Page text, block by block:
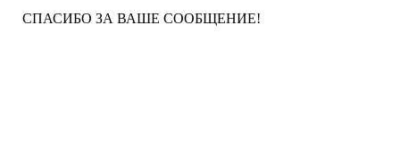
СПАСИБО ЗА ВАШЕ СООБЩЕНИЕ!